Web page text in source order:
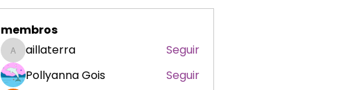
membros
aillaterra
aillaterra
Seguir
Pollyanna Gois
Seguir